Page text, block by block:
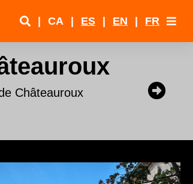
| CA | ES | EN | FR
Châteauroux